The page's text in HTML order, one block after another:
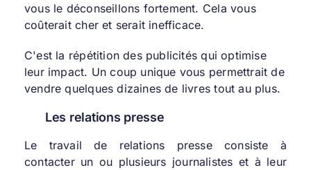
vous le déconseillons fortement. Cela vous
coûterait cher et serait inefficace.
C'est la répétition des publicités qui optimise
leur impact. Un coup unique vous permettrait de
vendre quelques dizaines de livres tout au plus.
Les relations presse
Le travail de relations presse consiste à
contacter un ou plusieurs journalistes et à leur